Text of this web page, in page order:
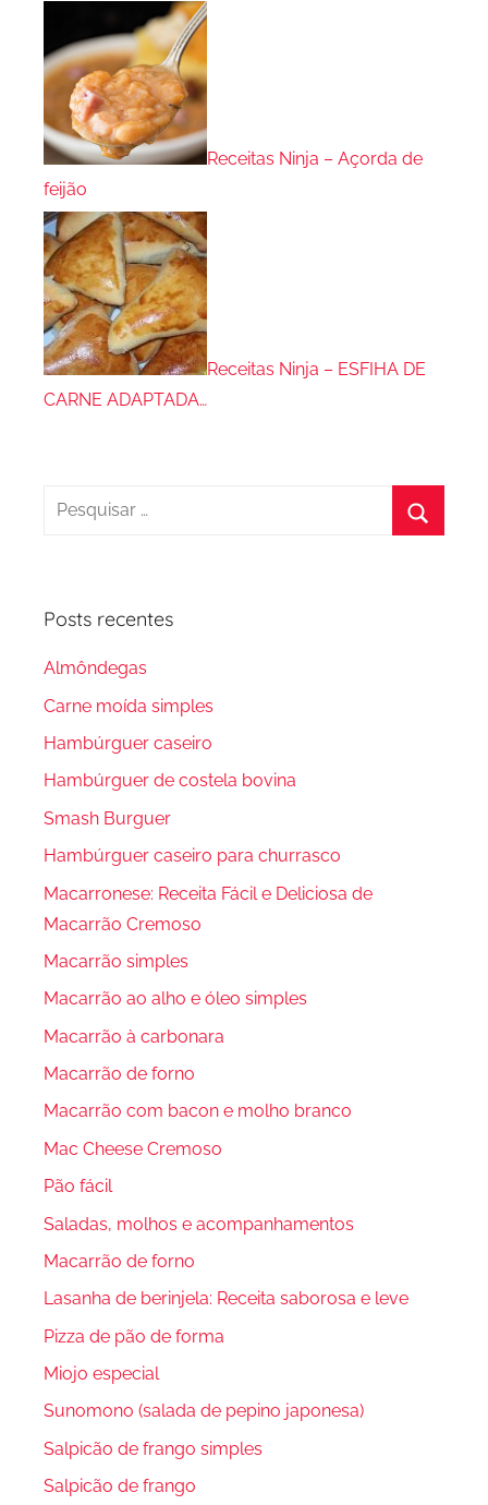
Receitas Ninja – Açorda de
feijão
Receitas Ninja – ESFIHA DE
CARNE ADAPTADA…
Pesquisar
Posts recentes
Almôndegas
Carne moída simples
Hambúrguer caseiro
Hambúrguer de costela bovina
Smash Burguer
Hambúrguer caseiro para churrasco
Macarronese: Receita Fácil e Deliciosa de
Macarrão Cremoso
Macarrão simples
Macarrão ao alho e óleo simples
Macarrão à carbonara
Macarrão de forno
Macarrão com bacon e molho branco
Mac Cheese Cremoso
Pão fácil
Saladas, molhos e acompanhamentos
Macarrão de forno
Lasanha de berinjela: Receita saborosa e leve
Pizza de pão de forma
Miojo especial
Sunomono (salada de pepino japonesa)
Salpicão de frango simples
Salpicão de frango